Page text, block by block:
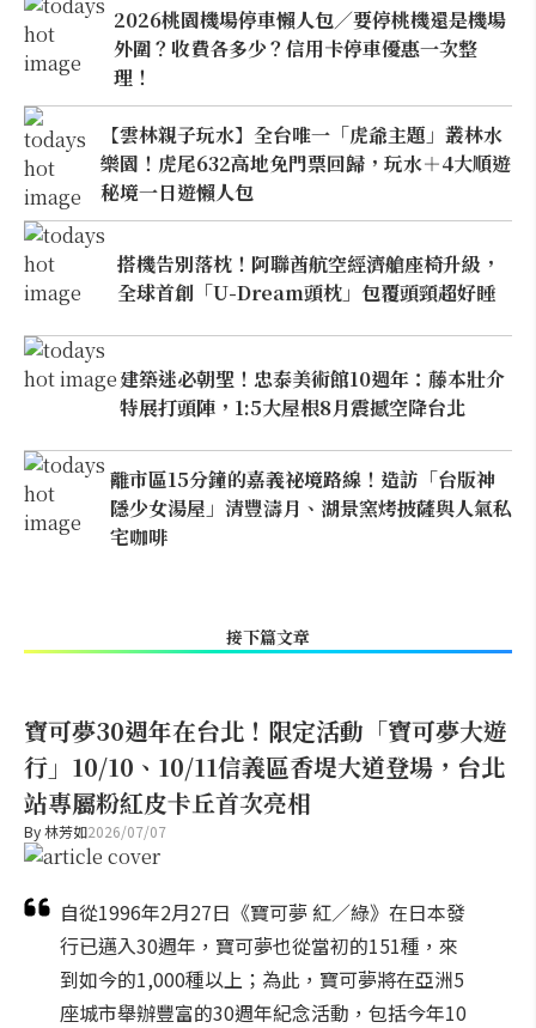
2026桃園機場停車懶人包／要停桃機還是機場
外圍？收費各多少？信用卡停車優惠一次整
理！
【雲林親子玩水】全台唯一「虎爺主題」叢林水
樂園！虎尾632高地免門票回歸，玩水＋4大順遊
秘境一日遊懶人包
搭機告別落枕！阿聯酋航空經濟艙座椅升級，
全球首創「U-Dream頭枕」包覆頭頸超好睡
建築迷必朝聖！忠泰美術館10週年：藤本壯介
特展打頭陣，1:5大屋根8月震撼空降台北
離市區15分鐘的嘉義祕境路線！造訪「台版神
隱少女湯屋」清豐濤月、湖景窯烤披薩與人氣私
宅咖啡
接下篇文章
寶可夢30週年在台北！限定活動「寶可夢大遊
行」10/10、10/11信義區香堤大道登場，台北
站專屬粉紅皮卡丘首次亮相
By林芳如2026/07/07
自從1996年2月27日《寶可夢 紅／綠》在日本發
行已邁入30週年，寶可夢也從當初的151種，來
到如今的1,000種以上；為此，寶可夢將在亞洲5
座城市舉辦豐富的30週年紀念活動，包括今年10